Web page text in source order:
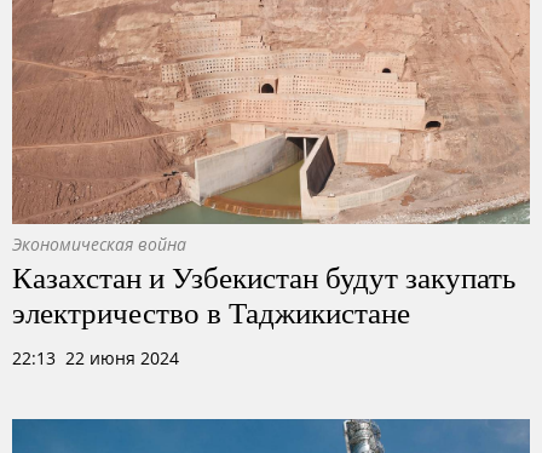
Экономическая война
Казахстан и Узбекистан будут закупать
электричество в Таджикистане
22:13 22 июня 2024